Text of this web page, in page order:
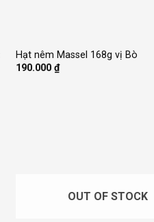
Hạt nêm Massel 168g vị Bò
190.000 ₫
OUT OF STOCK